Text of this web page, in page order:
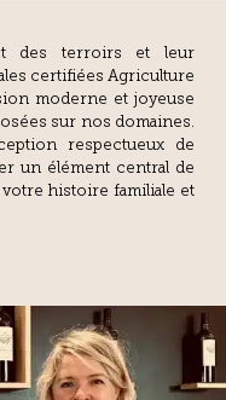
des terroirs et leur
certifiées Agriculture
moderne et joyeuse
sur nos domaines.
respectueux de
un élément central de
histoire familiale et